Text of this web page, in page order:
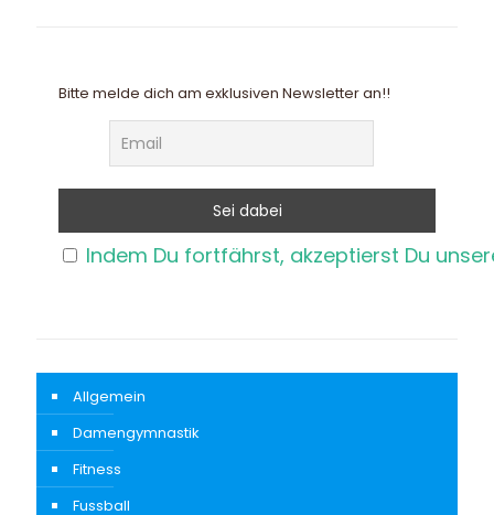
Bitte melde dich am exklusiven Newsletter an!!
Indem Du fortfährst, akzeptierst Du
Allgemein
Damengymnastik
Fitness
Fussball